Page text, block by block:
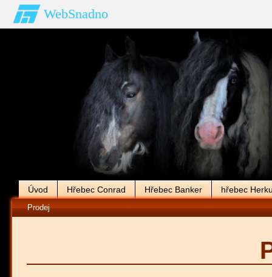
WebSnadno
Úvod Hřebec Conrad Hřebec Banker hřebec
Prodej